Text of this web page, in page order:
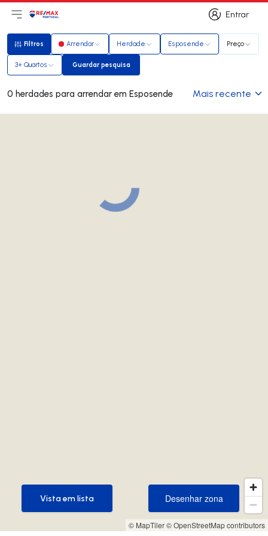
Entrar
Entrar
Abri menu principal
LogoIr para página inicial
Filtros
Filtros Arrendar Herdade Esposende Preço
3+ Quartos Guardar pesquisa
Guardar pesquisa
0 herdades para arrendar em Esposende Mais recente
© MapTiler© OpenStreetMap contributors
Desenhar zona
Desenhar zona
Vista em lista
Vista em lista